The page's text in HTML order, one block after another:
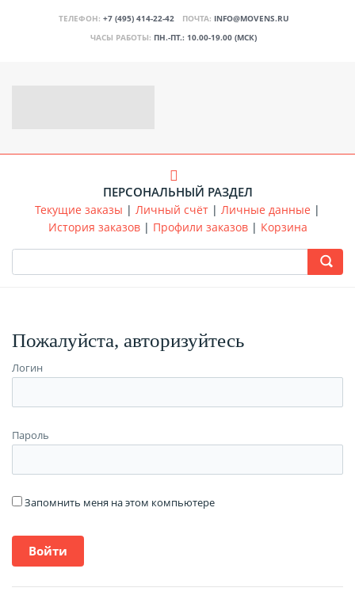
ТЕЛЕФОН: +7 (495) 414-22-42 ПОЧТА: INFO@MOVENS.RU
ЧАСЫ РАБОТЫ: ПН.-ПТ.: 10.00-19.00 (МСК)
ПЕРСОНАЛЬНЫЙ РАЗДЕЛ
Текущие заказы | Личный счёт | Личные данные |
История заказов| Профили заказов| Корзина
Пожалуйста, авторизуйтесь
Логин
Пароль
Запомнить меня на этом компьютере